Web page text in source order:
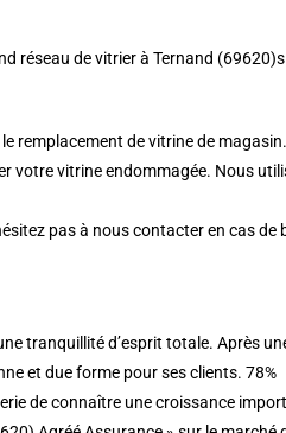
réseau de vitrier à Ternand
remplacement de vitrine de
votre vitrine endommagée. Nous
pas à nous contacter en cas de
tranquillité d’esprit totale. Après
et due forme pour ses clients. 78%
de connaître une croissance